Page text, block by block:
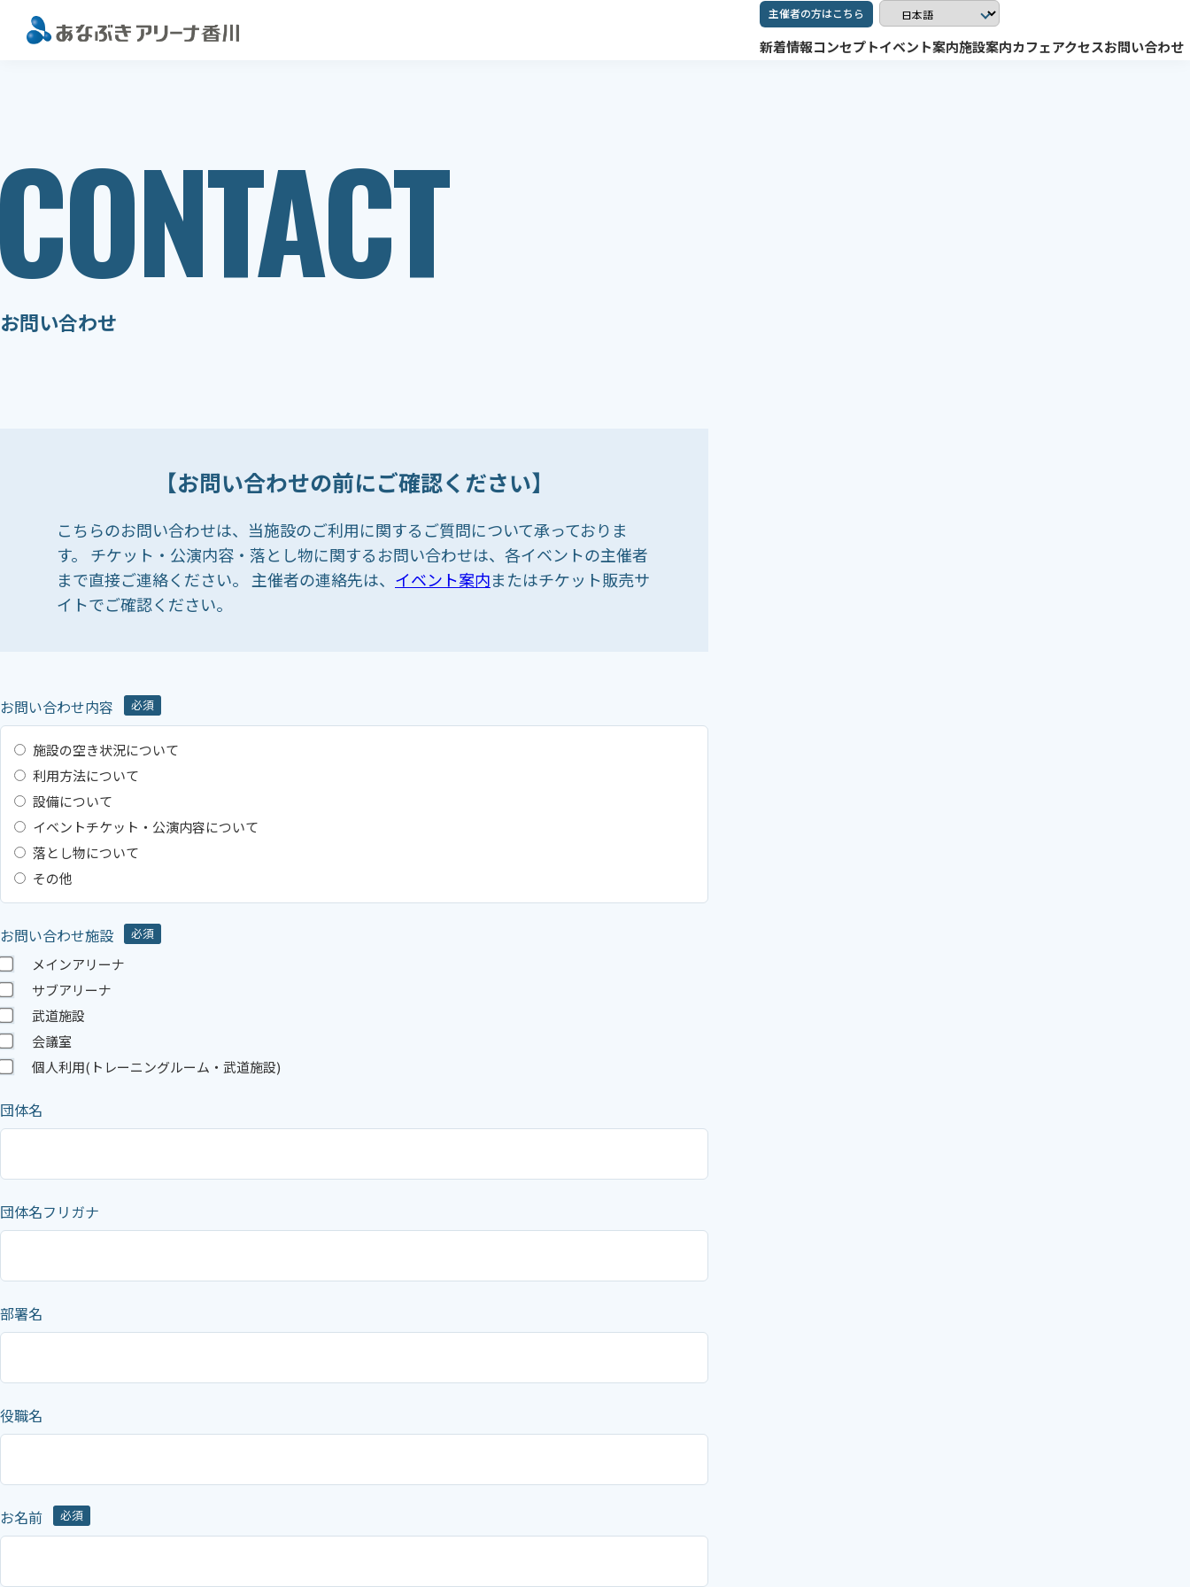
新着情報コンセプトイベント案内施設案内カフェアクセスお問い合わせ
主催者の方はこちら
お問い合わせ
【お問い合わせの前にご確認ください】
こちらのお問い合わせは、当施設のご利用に関するご質問について承っておりま
す。 チケット・公演内容・落とし物に関するお問い合わせは、各イベントの主催者
まで直接ご連絡ください。 主催者の連絡先は、 イベント案内またはチケット販売サ
イトでご確認ください。
お問い合わせ内容 必須
施設の空き状況について
利用方法について
設備について
イベントチケット・公演内容について
落とし物について
その他
お問い合わせ施設 必須
メインアリーナ
サブアリーナ
武道施設
会議室
個人利用(トレーニングルーム・武道施設)
団体名
団体名フリガナ
部署名
役職名
お名前 必須